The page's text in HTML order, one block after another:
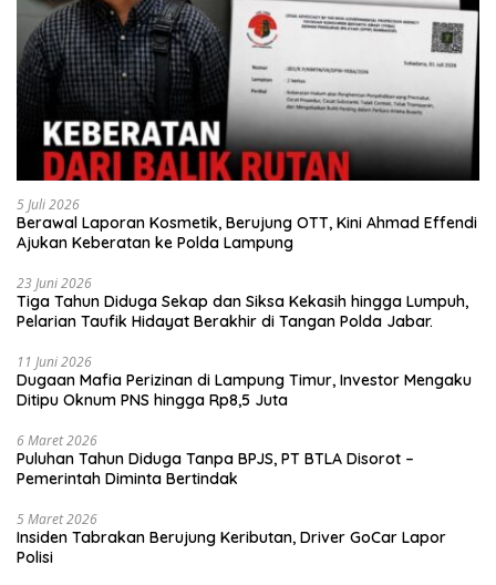
5 Juli 2026
Berawal Laporan Kosmetik, Berujung OTT, Kini Ahmad Effendi
Ajukan Keberatan ke Polda Lampung
23 Juni 2026
Tiga Tahun Diduga Sekap dan Siksa Kekasih hingga Lumpuh,
Pelarian Taufik Hidayat Berakhir di Tangan Polda Jabar.
11 Juni 2026
Dugaan Mafia Perizinan di Lampung Timur, Investor Mengaku
Ditipu Oknum PNS hingga Rp8,5 Juta
6 Maret 2026
Puluhan Tahun Diduga Tanpa BPJS, PT BTLA Disorot –
Pemerintah Diminta Bertindak
5 Maret 2026
Insiden Tabrakan Berujung Keributan, Driver GoCar Lapor
Polisi